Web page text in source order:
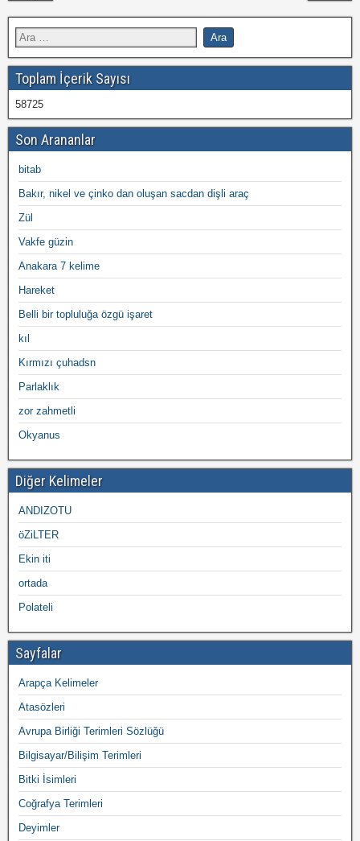
Toplam İçerik Sayısı
58725
Son Arananlar
bitab
Bakır, nikel ve çinko dan oluşan sacdan dişli araç
Zül
Vakfe güzin
Anakara 7 kelime
Hareket
Belli bir topluluğa özgü işaret
kıl
Kırmızı çuhadsn
Parlaklık
zor zahmetli
Okyanus
Diğer Kelimeler
ANDIZOTU
öZiLTER
Ekin iti
ortada
Polateli
Sayfalar
Arapça Kelimeler
Atasözleri
Avrupa Birliği Terimleri Sözlüğü
Bilgisayar/Bilişim Terimleri
Bitki İsimleri
Coğrafya Terimleri
Deyimler